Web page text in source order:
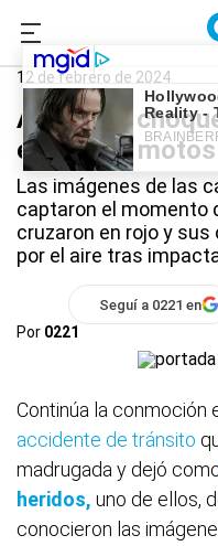
0221.com.ar
12 de febrero de 2024
Así fue el
entre dos
Las imágenes de las
captaron el momento
cruzaron en rojo y
por el aire tras
Seguí a 0221 en
Por 0221
Continúa la conmoción
accidente de tránsito
madrugada y dejó
heridos, uno de ellos,
conocieron las